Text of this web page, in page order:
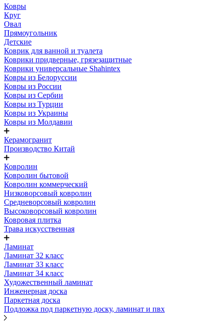
Ковры
Круг
Овал
Прямоугольник
Детские
Коврик для ванной и туалета
Коврики придверные, грязезащитные
Коврики универсальные Shahintex
Ковры из Белоруссии
Ковры из России
Ковры из Сербии
Ковры из Турции
Ковры из Украины
Ковры из Молдавии
Керамогранит
Производство Китай
Ковролин
Ковролин бытовой
Ковролин коммерческий
Низковорсовый ковролин
Средневорсовый ковролин
Высоковорсовый ковролин
Ковровая плитка
Трава искусственная
Ламинат
Ламинат 32 класс
Ламинат 33 класс
Ламинат 34 класс
Художественный ламинат
Инженерная доска
Паркетная доска
Подложка под паркетную доску, ламинат и пвх